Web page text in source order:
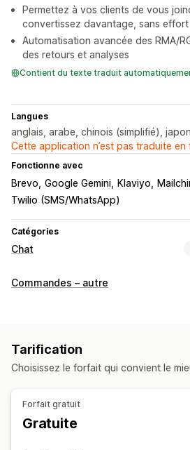
Permettez à vos clients de vous
convertissez davantage, sans effort
Automatisation avancée des RMA/
des retours et analyses
Contient du texte traduit
Langues
anglais, arabe, chinois (simplifié),
Cette application n’est pas traduite en
Fonctionne avec
Brevo Google Gemini Klaviyo
Twilio (SMS/WhatsApp)
Catégories
Chat
Messagerie en temps réel
Commandes – autre
Tarification
Choisissez le forfait qui convient le
Forfait gratuit
Gratuite